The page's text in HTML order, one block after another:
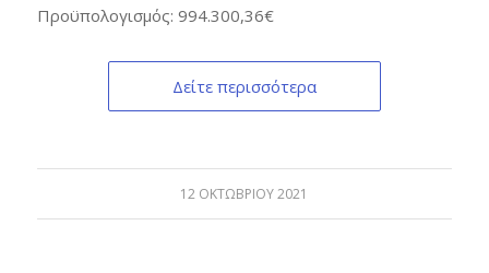
Προϋπολογισμός: 994.300,36€
Δείτε περισσότερα
12 ΟΚΤΩΒΡΊΟΥ 2021